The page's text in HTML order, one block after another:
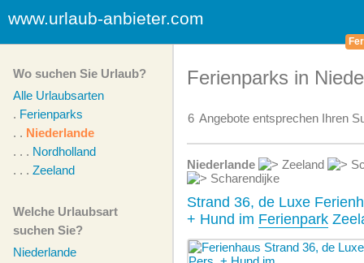
www.urlaub-anbieter.com
Wo suchen Sie Urlaub?
Alle Urlaubsarten
. Ferienparks
. . Niederlande
. . . Nordholland
. . . Zeeland
Welche Urlaubsart
suchen Sie?
Niederlande
Ferienparks in
6 Angebote entsprechen Ihren
Niederlande Zeeland
Scharendijke
Strand 36, de Luxe
+ Hund im Ferienpark